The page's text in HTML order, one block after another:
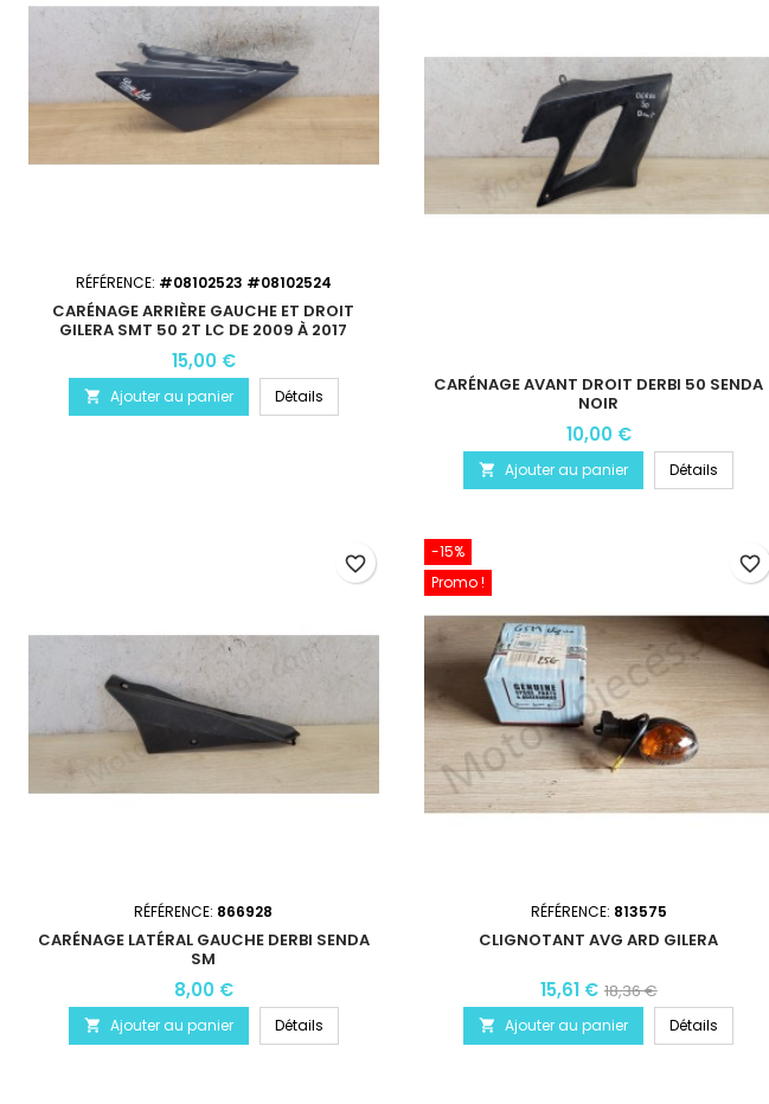
RÉFÉRENCE: #08102523 #08102524
CARÉNAGE ARRIÈRE GAUCHE ET DROIT
GILERA SMT 50 2T LC DE 2009 À 2017
15,00 €
 Ajouter au panier Détails
CARÉNAGE AVANT DROIT DERBI 50 SENDA
NOIR
10,00 €
 Ajouter au panier Détails
RÉFÉRENCE: 866928
CARÉNAGE LATÉRAL GAUCHE DERBI SENDA
SM
8,00 €
 Ajouter au panier Détails
favorite_border
-15%
Promo !
RÉFÉRENCE: 813575
CLIGNOTANT AVG ARD GILERA
15,61 € 18,36 €
 Ajouter au panier Détails
favorite_border